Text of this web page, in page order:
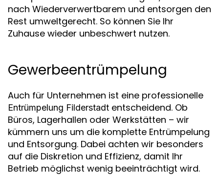
nach Wiederverwertbarem und entsorgen den
Rest umweltgerecht. So können Sie Ihr
Zuhause wieder unbeschwert nutzen.
Gewerbeentrümpelung
Auch für Unternehmen ist eine professionelle
Entrümpelung Filderstadt entscheidend. Ob
Büros, Lagerhallen oder Werkstätten – wir
kümmern uns um die komplette Entrümpelung
und Entsorgung. Dabei achten wir besonders
auf die Diskretion und Effizienz, damit Ihr
Betrieb möglichst wenig beeinträchtigt wird.